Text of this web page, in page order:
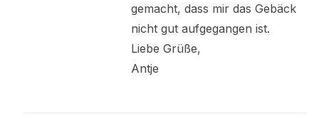
gemacht, dass mir das Gebäck
nicht gut aufgegangen ist.
Liebe Grüße,
Antje